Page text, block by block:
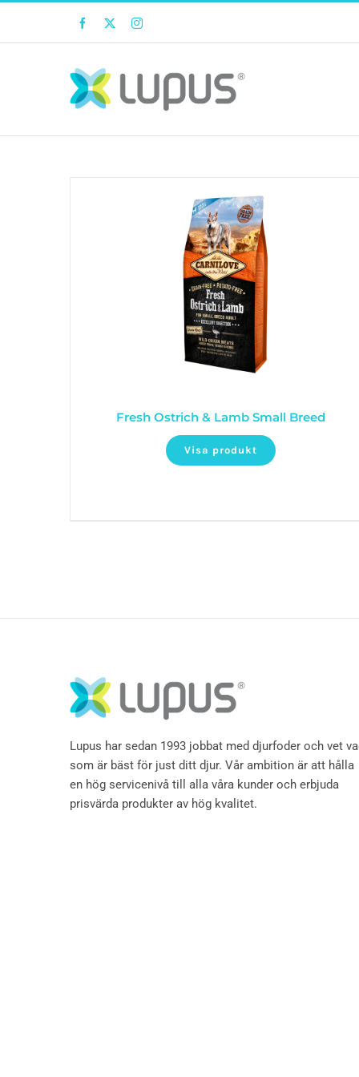
FacebookTwitterInstagram
Fresh Ostrich & Lamb Small Breed
Visa produkt
Lupus har sedan 1993 jobbat med djurfoder och vet
som är bäst för just ditt djur. Vår ambition är att hålla
en hög servicenivå till alla våra kunder och erbjuda
prisvärda produkter av hög kvalitet.